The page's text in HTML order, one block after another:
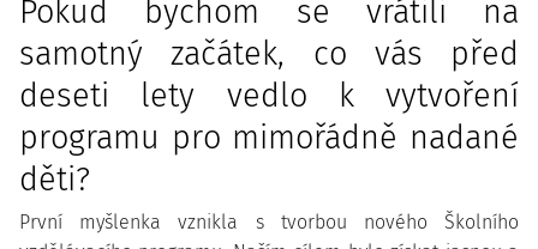
Pokud bychom se vrátili na
samotný začátek, co vás před
deseti lety vedlo k vytvoření
programu pro mimořádně nadané
děti?
První myšlenka vznikla s tvorbou nového Školního